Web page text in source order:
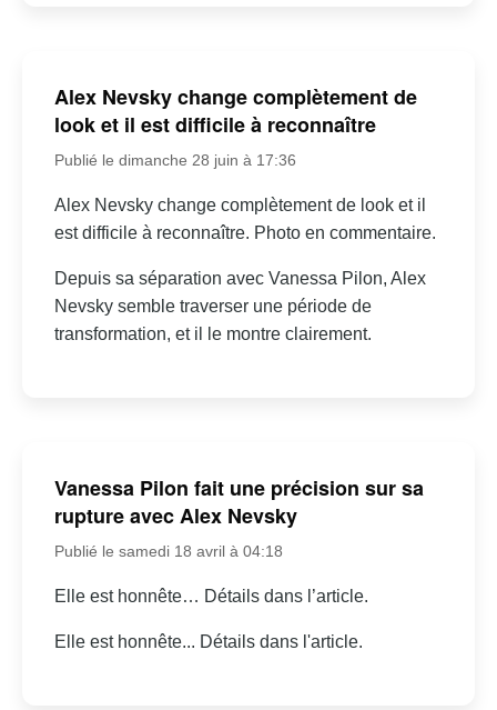
Alex Nevsky change complètement de
look et il est difficile à reconnaître
Publié le dimanche 28 juin à 17:36
Alex Nevsky change complètement de look et il
est difficile à reconnaître. Photo en commentaire.
Depuis sa séparation avec Vanessa Pilon, Alex
Nevsky semble traverser une période de
transformation, et il le montre clairement.
Vanessa Pilon fait une précision sur sa
rupture avec Alex Nevsky
Publié le samedi 18 avril à 04:18
Elle est honnête… Détails dans l’article.
Elle est honnête... Détails dans l'article.